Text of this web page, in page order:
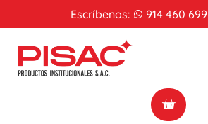
Escríbenos: 914 460 699